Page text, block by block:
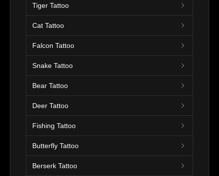
Tiger Tattoo
Cat Tattoo
Falcon Tattoo
Snake Tattoo
Bear Tattoo
Deer Tattoo
Fishing Tattoo
Butterfly Tattoo
Berserk Tattoo